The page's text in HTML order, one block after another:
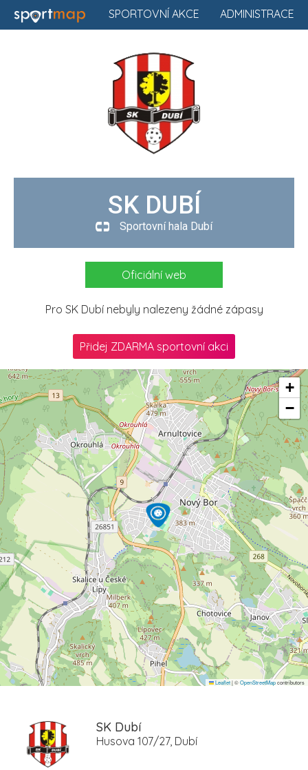
ADMINISTRACE
SPORTOVNÍ AKCE
SK DUBÍ
Sportovní hala Dubí
Oficiální web
Pro SK Dubí nebyly nalezeny žádné zápasy
Přidej ZDARMA sportovní akci
+
−
Leaflet|©OpenStreetMapcontributors
SK Dubí
Husova 107/27, Dubí